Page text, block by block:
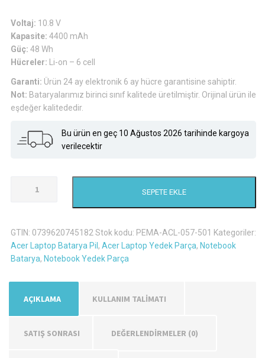
Voltaj: 10.8 V
Kapasite: 4400 mAh
Güç: 48 Wh
Hücreler:
Li-on – 6 cell
Garanti: Ürün 24 ay elektronik 6 ay hücre garantisine sahiptir.
Not: Bataryalarımız birinci sınıf kalitede üretilmiştir. Orijinal ürün ile
eşdeğer kalitededir.
Bu ürün en geç 10 Ağustos 2026 tarihinde kargoya
verilecektir
Travelmate
Batarya
Pil
adet
SEPETE EKLE
GTIN: 0739620745182 Stok kodu: PEMA-ACL-057-501 Kategoriler:
Acer Laptop Batarya Pil , Acer Laptop Yedek Parça, Notebook
Batarya, Notebook Yedek Parça
AÇIKLAMA KULLANIM TALİMATI
SATIŞ SONRASI DEĞERLENDIRMELER (0)